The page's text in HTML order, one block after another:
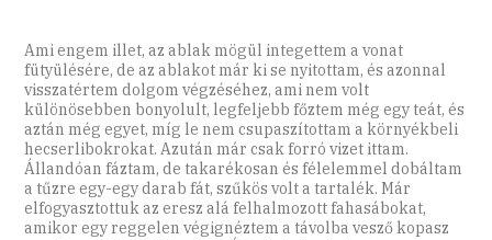
Ami engem illet, az ablak mögül integettem a vonat
fütyülésére, de az ablakot már ki se nyitottam, és azonnal
visszatértem dolgom végzéséhez, ami nem volt
különösebben bonyolult, legfeljebb főztem még egy teát, és
aztán még egyet, míg le nem csupaszítottam a környékbeli
hecserlibokrokat. Azután már csak forró vizet ittam.
Állandóan fáztam, de takarékosan és félelemmel dobáltam
a tűzre egy-egy darab fát, szűkös volt a tartalék. Már
elfogyasztottuk az eresz alá felhalmozott fahasábokat,
amikor egy reggelen végignéztem a távolba vesző kopasz